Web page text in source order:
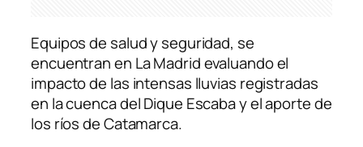
Equipos de salud y seguridad, se
encuentran en La Madrid evaluando el
impacto de las intensas lluvias registradas
en la cuenca del Dique Escaba y el aporte de
los ríos de Catamarca.